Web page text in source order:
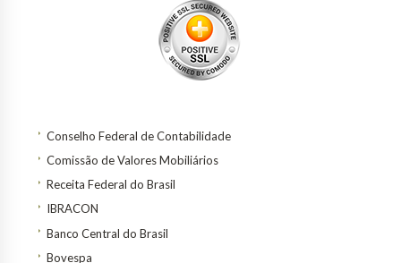
Conselho Federal de Contabilidade
Comissão de Valores Mobiliários
Receita Federal do Brasil
IBRACON
Banco Central do Brasil
Bovespa